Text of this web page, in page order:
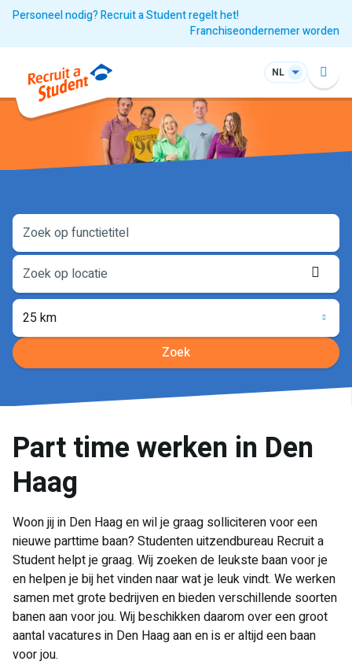
Personeel nodig? Recruit a Student regelt het!
Franchiseondernemer worden
NL
25 km
Zoek
Part time werken in Den
Haag
Woon jij in Den Haag en wil je graag solliciteren voor een
nieuwe parttime baan? Studenten uitzendbureau Recruit a
Student helpt je graag. Wij zoeken de leukste baan voor je
en helpen je bij het vinden naar wat je leuk vindt. We werken
samen met grote bedrijven en bieden verschillende soorten
banen aan voor jou. Wij beschikken daarom over een groot
aantal vacatures in Den Haag aan en is er altijd een baan
voor jou.